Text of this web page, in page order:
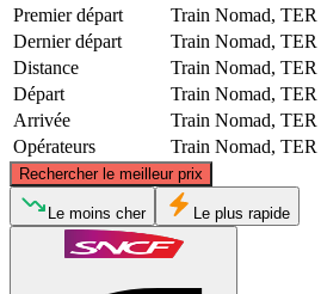
Premier départ
Train Nomad, TER
Dernier départ
Train Nomad, TER
Distance
Train Nomad, TER
Départ
Train Nomad, TER
Arrivée
Train Nomad, TER
Opérateurs
Train Nomad, TER
Rechercher le meilleur prix
©CARTO
Le moins cher Le plus rapide